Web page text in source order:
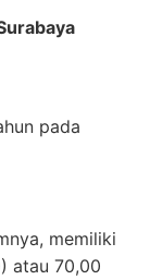
pada
memiliki
atau 70,00